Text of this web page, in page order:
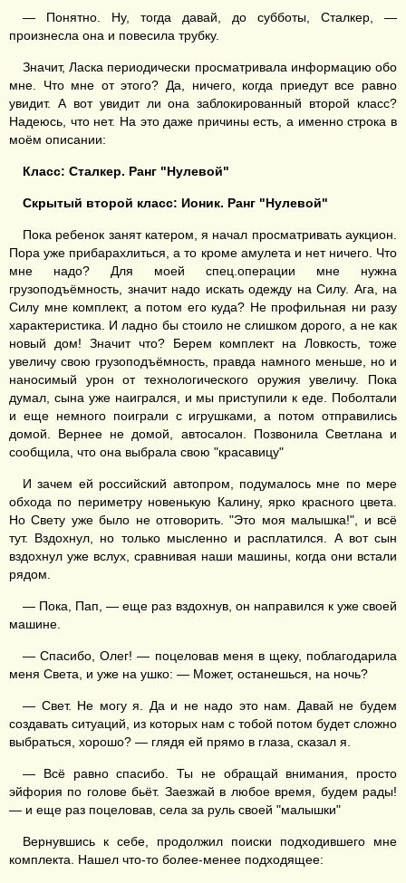
— Понятно. Ну, тогда давай, до субботы, Сталкер, —
произнесла она и повесила трубку.
Значит, Ласка периодически просматривала информацию обо
мне. Что мне от этого? Да, ничего, когда приедут все равно
увидит. А вот увидит ли она заблокированный второй класс?
Надеюсь, что нет. На это даже причины есть, а именно строка в
моём описании:
Класс: Сталкер. Ранг "Нулевой"
Скрытый второй класс: Ионик. Ранг "Нулевой"
Пока ребенок занят катером, я начал просматривать аукцион.
Пора уже прибарахлиться, а то кроме амулета и нет ничего. Что
мне надо? Для моей спец.операции мне нужна
грузоподъёмность, значит надо искать одежду на Силу. Ага, на
Силу мне комплект, а потом его куда? Не профильная ни разу
характеристика. И ладно бы стоило не слишком дорого, а не как
новый дом! Значит что? Берем комплект на Ловкость, тоже
увеличу свою грузоподъёмность, правда намного меньше, но и
наносимый урон от технологического оружия увеличу. Пока
думал, сына уже наигрался, и мы приступили к еде. Поболтали
и еще немного поиграли с игрушками, а потом отправились
домой. Вернее не домой, автосалон. Позвонила Светлана и
сообщила, что она выбрала свою "красавицу"
И зачем ей российский автопром, подумалось мне по мере
обхода по периметру новенькую Калину, ярко красного цвета.
Но Свету уже было не отговорить. "Это моя малышка!", и всё
тут. Вздохнул, но только мысленно и расплатился. А вот сын
вздохнул уже вслух, сравнивая наши машины, когда они встали
рядом.
— Пока, Пап, — еще раз вздохнув, он направился к уже своей
машине.
— Спасибо, Олег! — поцеловав меня в щеку, поблагодарила
меня Света, и уже на ушко: — Может, останешься, на ночь?
— Свет. Не могу я. Да и не надо это нам. Давай не будем
создавать ситуаций, из которых нам с тобой потом будет сложно
выбраться, хорошо? — глядя ей прямо в глаза, сказал я.
— Всё равно спасибо. Ты не обращай внимания, просто
эйфория по голове бьёт. Заезжай в любое время, будем рады!
— и еще раз поцеловав, села за руль своей "малышки"
Вернувшись к себе, продолжил поиски подходившего мне
комплекта. Нашел что-то более-менее подходящее: